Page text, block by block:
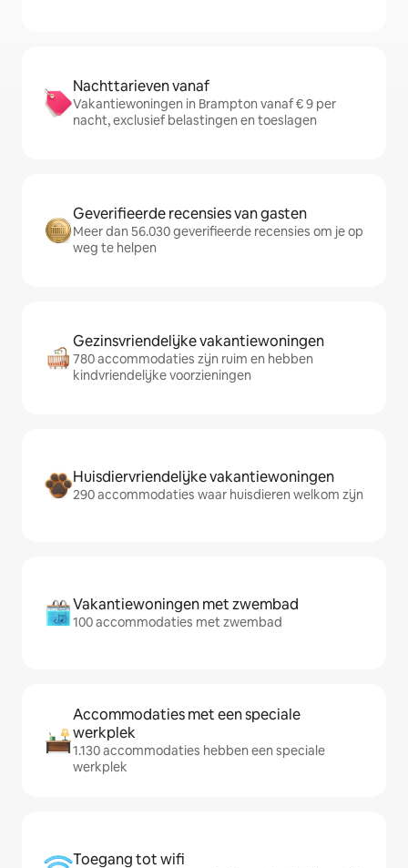
Nachttarieven vanaf
Vakantiewoningen in Brampton vanaf € 9 per
nacht, exclusief belastingen en toeslagen
Geverifieerde recensies van gasten
Meer dan 56.030 geverifieerde recensies om je op
weg te helpen
Gezinsvriendelijke vakantiewoningen
780 accommodaties zijn ruim en hebben
kindvriendelijke voorzieningen
Huisdiervriendelijke vakantiewoningen
290 accommodaties waar huisdieren welkom zijn
Vakantiewoningen met zwembad
100 accommodaties met zwembad
Accommodaties met een speciale
werkplek
1.130 accommodaties hebben een speciale
werkplek
Toegang tot wifi